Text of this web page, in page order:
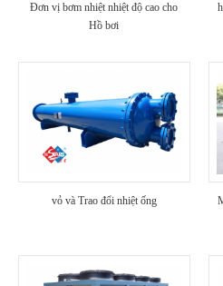
Đơn vị bơm nhiệt nhiệt độ cao cho
Hồ bơi
vỏ và Trao đổi nhiệt ống